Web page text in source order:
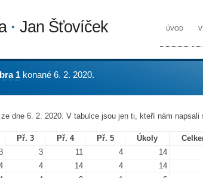
· Jan Šťovíček ÚVOD
1 konané 6. 2. 2020.
ze dne 6. 2. 2020. V tabulce jsou jen ti, kteří nám napsali
Př. 3 Př. 4 Př. 5 Úkoly
3 11 4 14
4 14 4 14